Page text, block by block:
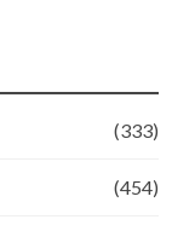
(333)
(454)